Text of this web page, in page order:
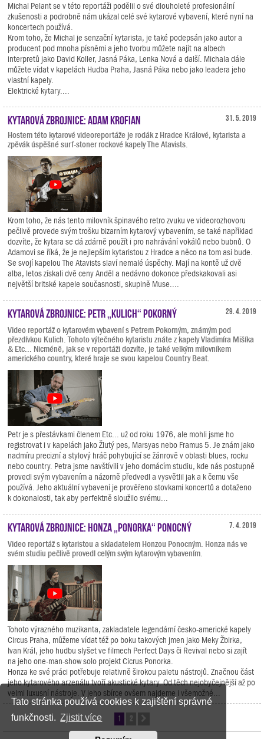
Tato stránka používá cookies k zajištění správné
funkčnosti. Zjistit více
Michal Pelant se v této reportáži podělil o své dlouholeté profesionální
zkušenosti a podrobně nám ukázal celé své kytarové vybavení, které nyní na
koncertech používá.
Krom toho, že Michal je senzační kytarista, je také podepsán jako autor a
producent pod mnoha písněmi a jeho tvorbu můžete najít na albech
interpretů jako David Koller, Jasná Páka, Lenka Nová a další. Michala dále
můžete vídat v kapelách Hudba Praha, Jasná Páka nebo jako leadera jeho
vlastní kapely.
Elektrické kytary....
31. 5. 2019
Kytarová zbrojnice: Adam Krofian
Hostem této kytarové videoreportáže je rodák z Hradce Králové, kytarista a
zpěvák úspěšné surf-stoner rockové kapely The Atavists.
Krom toho, že nás tento milovník špinavého retro zvuku ve videorozhovoru
pečlivě provede svým trošku bizarním kytarový vybavením, se také například
dozvíte, že kytara se dá zdárně použít i pro nahrávání vokálů nebo bubnů. O
Adamovi se říká, že je nejlepším kytaristou z Hradce a něco na tom asi bude.
Se svojí kapelou The Atavists slaví nemalé úspěchy. Mají na kontě už dvě
alba, letos získali dvě ceny Anděl a nedávno dokonce předskakovali asi
největší britské kapele současnosti, skupině Muse....
29. 4. 2019
Kytarová zbrojnice: Petr „Kulich“ Pokorný
Video reportáž o kytarovém vybavení s Petrem Pokorným, známým pod
přezdívkou Kulich. Tohoto výtečného kytaristu znáte z kapely Vladimíra Mišíka
& Etc... Nicméně, jak se v reportáži dozvíte, je také velkým milovníkem
amerického country, které hraje se svou kapelou Country Beat.
Petr je s přestávkami členem Etc... už od roku 1976, ale mohli jsme ho
registrovat i v kapelách jako Žlutý pes, Marsyas nebo Framus 5. Je znám jako
nadmíru precizní a stylový hráč pohybující se žánrově v oblasti blues, rocku
nebo country. Petra jsme navštívili v jeho domácím studiu, kde nás postupně
provedl svým vybavením a názorně předvedl a vysvětlil jak a k čemu vše
používá. Jeho aktuální vybavení je prověřeno stovkami koncertů a dotaženo
k dokonalosti, tak aby perfektně sloužilo svému...
7. 4. 2019
Kytarová zbrojnice: Honza „Ponorka“ Ponocný
Video reportáž s kytaristou a skladatelem Honzou Ponocným. Honza nás ve
svém studiu pečlivě provedl celým svým kytarovým vybavením.
Tohoto výrazného muzikanta, zakladatele legendární česko-americké kapely
Circus Praha, můžeme vídat též po boku takových jmen jako Meky Žbirka,
Ivan Král, jeho hudbu slyšet ve filmech Perfect Days či Revival nebo si zajít
na jeho one-man-show solo projekt Cicrus Ponorka.
Honza ke své práci potřebuje relativně širokou paletu nástrojů. Značnou část
jeho kytarového arzenálu tvoří akustické kytary. Od těch nejobyčejnější až po
velmi luxusní nástroje. V jeho sbírce ovšem najdeme i všemožné...
1 2